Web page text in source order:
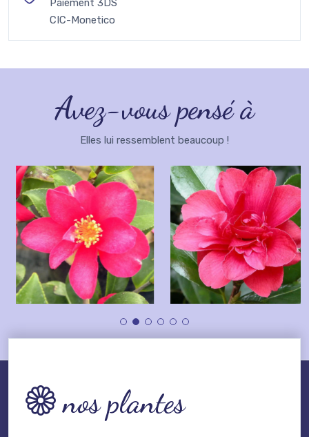
Paiement 3DS
CIC-Monetico
Avez-vous pensé à
Elles lui ressemblent beaucoup !
nos plantes